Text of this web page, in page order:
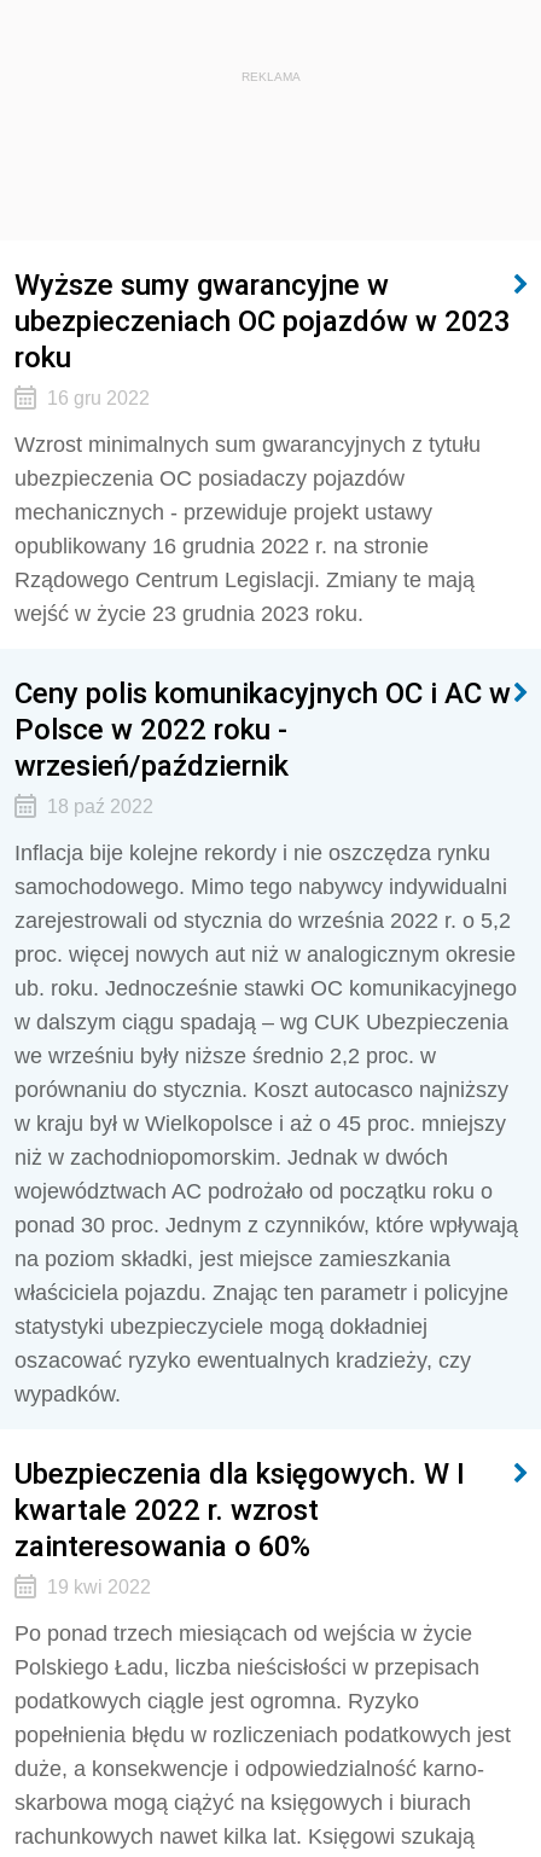
REKLAMA
Wyższe sumy gwarancyjne w
ubezpieczeniach OC pojazdów w 2023
roku
16 gru 2022
Wzrost minimalnych sum gwarancyjnych z tytułu
ubezpieczenia OC posiadaczy pojazdów
mechanicznych - przewiduje projekt ustawy
opublikowany 16 grudnia 2022 r. na stronie
Rządowego Centrum Legislacji. Zmiany te mają
wejść w życie 23 grudnia 2023 roku.
Ceny polis komunikacyjnych OC i AC w
Polsce w 2022 roku -
wrzesień/październik
18 paź 2022
Inflacja bije kolejne rekordy i nie oszczędza rynku
samochodowego. Mimo tego nabywcy indywidualni
zarejestrowali od stycznia do września 2022 r. o 5,2
proc. więcej nowych aut niż w analogicznym okresie
ub. roku. Jednocześnie stawki OC komunikacyjnego
w dalszym ciągu spadają – wg CUK Ubezpieczenia
we wrześniu były niższe średnio 2,2 proc. w
porównaniu do stycznia. Koszt autocasco najniższy
w kraju był w Wielkopolsce i aż o 45 proc. mniejszy
niż w zachodniopomorskim. Jednak w dwóch
województwach AC podrożało od początku roku o
ponad 30 proc. Jednym z czynników, które wpływają
na poziom składki, jest miejsce zamieszkania
właściciela pojazdu. Znając ten parametr i policyjne
statystyki ubezpieczyciele mogą dokładniej
oszacować ryzyko ewentualnych kradzieży, czy
wypadków.
Ubezpieczenia dla księgowych. W I
kwartale 2022 r. wzrost
zainteresowania o 60%
19 kwi 2022
Po ponad trzech miesiącach od wejścia w życie
Polskiego Ładu, liczba nieścisłości w przepisach
podatkowych ciągle jest ogromna. Ryzyko
popełnienia błędu w rozliczeniach podatkowych jest
duże, a konsekwencje i odpowiedzialność karno-
skarbowa mogą ciążyć na księgowych i biurach
rachunkowych nawet kilka lat. Księgowi szukają